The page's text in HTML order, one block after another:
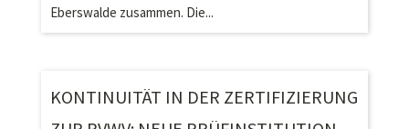
Eberswalde zusammen. Die...
KONTINUITÄT IN DER ZERTIFIZIERUNG